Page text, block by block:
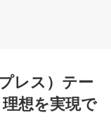
レス）テー
想を実現で